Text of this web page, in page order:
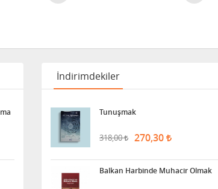
İndirimdekiler
Tunuşmak
318,00 270,30
Balkan Harbinde Muhacir Olmak